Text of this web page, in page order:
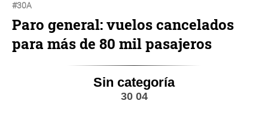
#30A
Paro general: vuelos cancelados
para más de 80 mil pasajeros
Sin categoría
30 04